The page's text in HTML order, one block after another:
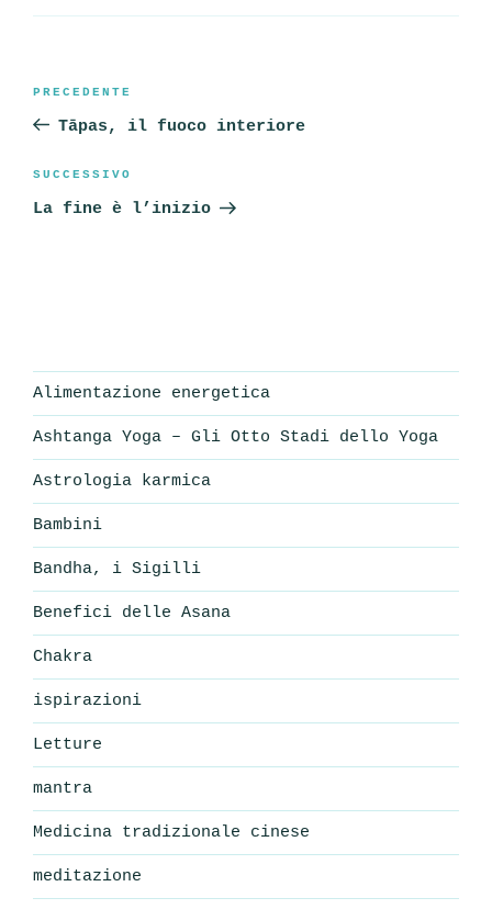
Articolo
precedente:
PRECEDENTE
Tāpas, il fuoco interiore
Articolo
successivo
SUCCESSIVO
La fine è l’inizio
Alimentazione energetica
Ashtanga Yoga – Gli Otto Stadi dello Yoga
Astrologia karmica
Bambini
Bandha, i Sigilli
Benefici delle Asana
Chakra
ispirazioni
Letture
mantra
Medicina tradizionale cinese
meditazione